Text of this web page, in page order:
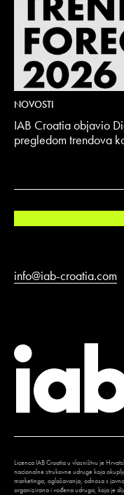
NOVOSTI
IAB Croatia objavio
pregledom trendova
info@iab-croatia.com
Licenca IAB Croatia u vlasništvu je
nacionalne strukovne udruge koja
marketinga, oglašavanja, odnosa s
organizirana i vođena udruga, koja je